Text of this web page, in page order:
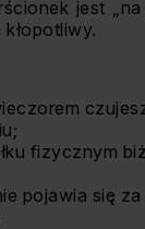
jest
fizycznym
pojawia się